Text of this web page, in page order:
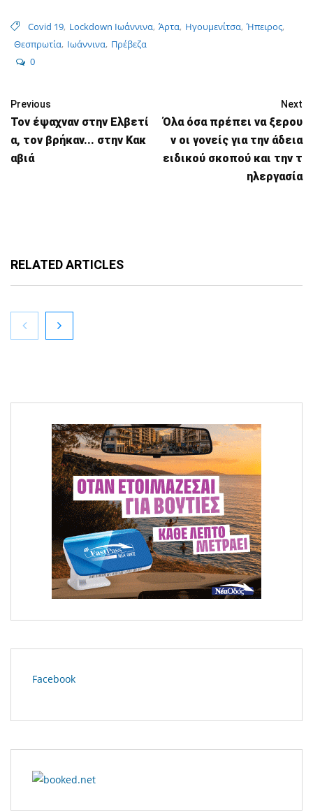
Covid 19, Lockdown Ιωάννινα, Άρτα, Ηγουμενίτσα, Ήπειρος,
Θεσπρωτία, Ιωάννινα, Πρέβεζα
0
Previous
Τον έψαχναν στην Ελβετί
α, τον βρήκαν... στην Κακ
αβιά
Next
Όλα όσα πρέπει να ξερου
ν οι γονείς για την άδεια
ειδικού σκοπού και την τ
ηλεργασία
RELATED ARTICLES
Μεγάλη φωτιά στο Κομπότι Άρτας
Ο Βασίλης Χαραλαμπόπουλος στον «Υπηρέτη δύο
Facebook